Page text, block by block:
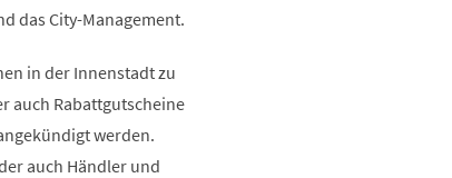
das City-Management.
in der Innenstadt zu
auch Rabattgutscheine
werden.
auch Händler und